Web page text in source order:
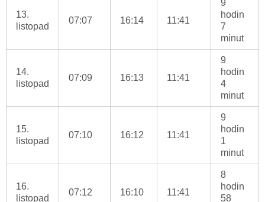
13.
listopad
07:07 16:14 11:41
9
hodin
7
minut
14.
listopad
07:09 16:13 11:41
9
hodin
4
minut
15.
listopad
07:10 16:12 11:41
9
hodin
1
minut
16.
listopad
07:12 16:10 11:41
8
hodin
58